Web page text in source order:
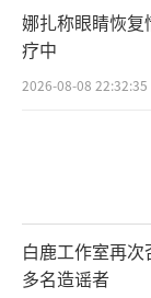
限公司、华
影视娱乐有
司、上海梅
请期待！
娜扎称眼睛恢复
疗中
2026-08-08 22:32:35
白鹿工作室再
多名造谣者